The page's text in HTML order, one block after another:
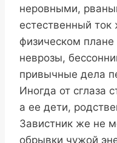
неровными,
естественный
физическом плане
неврозы,
привычные дела
Иногда от сглаза
а ее дети,
Завистник же не
обрывки чужой